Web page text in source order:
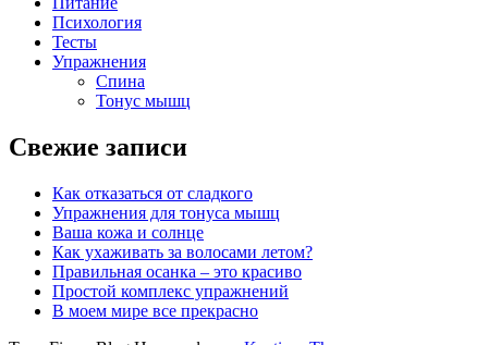
Психология
Тесты
Упражнения
Спина
Тонус мышц
Свежие записи
Как отказаться от сладкого
Упражнения для тонуса мышц
Ваша кожа и солнце
Как ухаживать за волосами летом?
Правильная осанка – это красиво
Простой комплекс упражнений
В моем мире все прекрасно